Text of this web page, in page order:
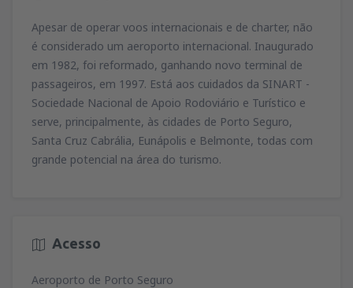
Apesar de operar voos internacionais e de charter, não
é considerado um aeroporto internacional. Inaugurado
em 1982, foi reformado, ganhando novo terminal de
passageiros, em 1997. Está aos cuidados da SINART -
Sociedade Nacional de Apoio Rodoviário e Turístico e
serve, principalmente, às cidades de Porto Seguro,
Santa Cruz Cabrália, Eunápolis e Belmonte, todas com
grande potencial na área do turismo.
Acesso
Aeroporto de Porto Seguro